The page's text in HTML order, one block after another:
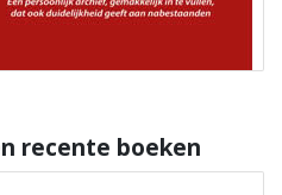
recente boeken